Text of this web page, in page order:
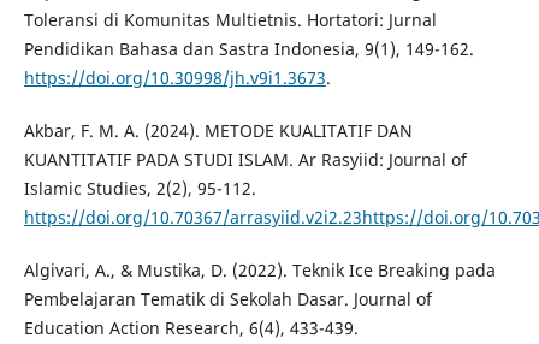
Toleransi di Komunitas Multietnis. Hortatori: Jurnal
Pendidikan Bahasa dan Sastra Indonesia, 9(1), 149-162.
https://doi.org/10.30998/jh.v9i1.3673.
Akbar, F. M. A. (2024). METODE KUALITATIF DAN
KUANTITATIF PADA STUDI ISLAM. Ar Rasyiid: Journal of
Islamic Studies, 2(2), 95-112.
https://doi.org/10.70367/arrasyiid.v2i2.23https://doi.org/
Algivari, A., & Mustika, D. (2022). Teknik Ice Breaking pada
Pembelajaran Tematik di Sekolah Dasar. Journal of
Education Action Research, 6(4), 433-439.